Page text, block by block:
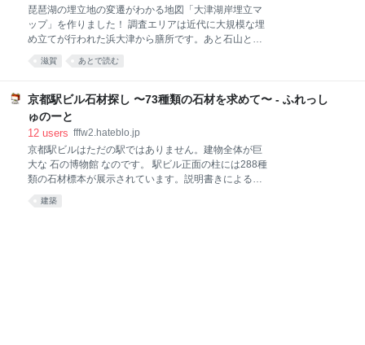
このままでは太すぎるので線を細くして使いましょ
う。 （…実はここでちょっと細工を加えてるのです
が、ネタバレは後半で…） まずはNTTを横向きにし
て、ループの先端に三等分したい角（）をそっとあて
れる角が、最初
琵琶湖の埋立地の変遷がわかる地図「大津湖岸埋立マ
ップ」を作りました！ 調査エリアは近代に大規模な埋
め立てが行われた浜大津から膳所です。あと石山と瀬
田もちょっとだけ。地形図や航空写真や都市計画資料
を元に、大正時代から現代までの埋立地の拡大をマッ
手に実際に大津の街を歩いてみました！ 埋立地の"へ
り"に立って、ありし日のさざなみの音に耳を傾けた
ら、大津の都市開発の歴史が見えてきました。 明治時
明治時代から。 明治13年(1880)、大津駅（現在のびわ
湖浜大津駅）から馬場駅（現在の膳所駅）までの湖岸
が鉄道敷設のために埋め立てられました。現在の京阪
電車石山坂本線（石坂線）です。かつては琵琶湖岸の
滋賀 あとで読む
京都駅ビル石材探し 〜73種類の石材を求めて〜 - ふれっし
ゅのーと
12 users fffw2.hateblo.jp
京都駅ビルはただの駅ではありません。建物全体が巨
大な 石の博物館 なのです。 駅ビル正面の柱には288種
類の石材標本が展示されています。説明書きによる
と、ここに展示されている288種類のうち、京都駅ビ
ルには73種類の石材が使われているとのこと。一体ど
建築